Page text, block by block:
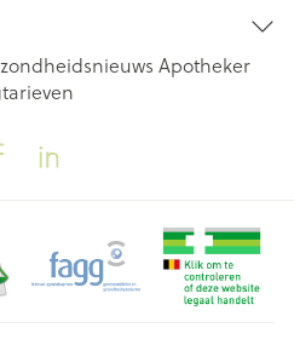
Apotheker